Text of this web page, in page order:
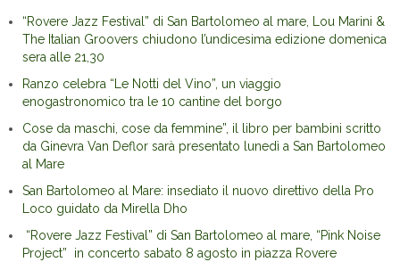
“Rovere Jazz Festival” di San Bartolomeo al mare, Lou Marini &
The Italian Groovers chiudono l’undicesima edizione domenica
sera alle 21,30
Ranzo celebra “Le Notti del Vino”, un viaggio
enogastronomico tra le 10 cantine del borgo
Cose da maschi, cose da femmine”, il libro per bambini scritto
da Ginevra Van Deflor sarà presentato lunedì a San Bartolomeo
al Mare
San Bartolomeo al Mare: insediato il nuovo direttivo della Pro
Loco guidato da Mirella Dho
“Rovere Jazz Festival” di San Bartolomeo al mare, “Pink Noise
Project” in concerto sabato 8 agosto in piazza Rovere